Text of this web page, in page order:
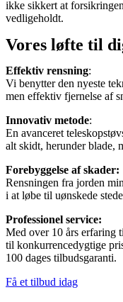
ikke sikkert at
vedligeholdt.
Vores løfte til
Effektiv rensning:
Vi benytter den nyeste
men effektiv fjernelse af
Innovativ metode:
En avanceret
alt skidt, herunder blade,
Forebyggelse af skader:
Rensningen fra jorden
i at løbe til uønskede
Professionel service:
Med over 10 års erfaring
til konkurrencedygtige
100 dages tilbudsgaranti.
Få et tilbud idag